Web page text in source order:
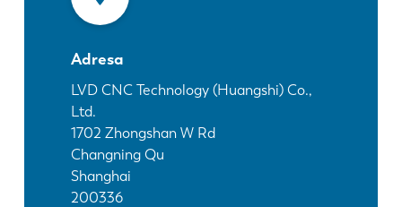
Adresa
LVD CNC Technology (Huangshi) Co.,
Ltd.
1702 Zhongshan W Rd
Changning Qu
Shanghai
200336
Objavte LVD
Príbehy zákazníkov
Podujatia
Stredisko zdrojov
Priemyselné odvetvia a riešenia